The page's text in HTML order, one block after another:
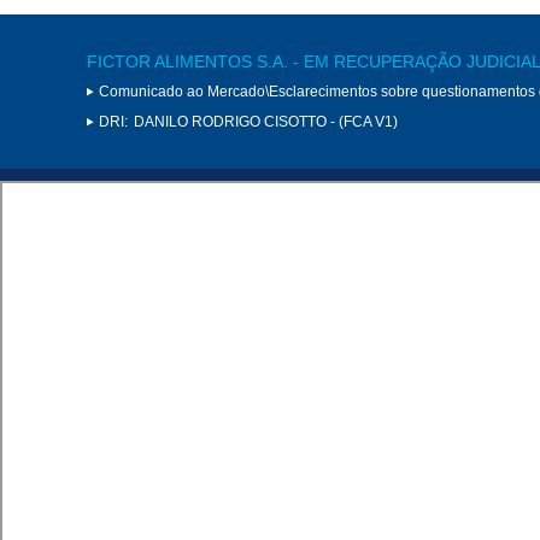
FICTOR ALIMENTOS S.A. - EM RECUPERAÇÃO JUDICIAL
Comunicado ao Mercado\Esclarecimentos sobre questionamentos
DRI: DANILO RODRIGO CISOTTO - (FCA V1)